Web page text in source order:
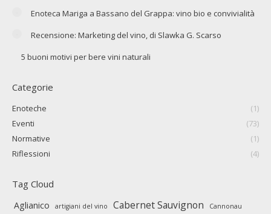
Enoteca Mariga a Bassano del Grappa: vino bio e convivialità
Recensione: Marketing del vino, di Slawka G. Scarso
5 buoni motivi per bere vini naturali
Categorie
Enoteche
(1)
Eventi
(73)
Normative
(1)
Riflessioni
(4)
Tag Cloud
Aglianico artigiani del vino Cabernet Sauvignon Cannonau